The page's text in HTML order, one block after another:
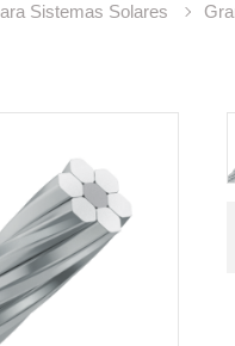
Sistemas Solares